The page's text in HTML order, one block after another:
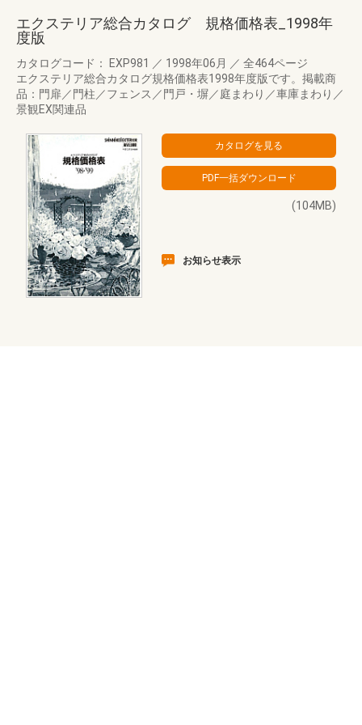
エクステリア総合カタログ 規格価格表_1998年
度版
カタログコード： EXP981 ／ 1998年06月 ／ 全464ページ
エクステリア総合カタログ規格価格表1998年度版です。掲載商
品：門扉／門柱／フェンス／門戸・塀／庭まわり／車庫まわり／
景観EX関連品
(104MB)
お知らせ表示